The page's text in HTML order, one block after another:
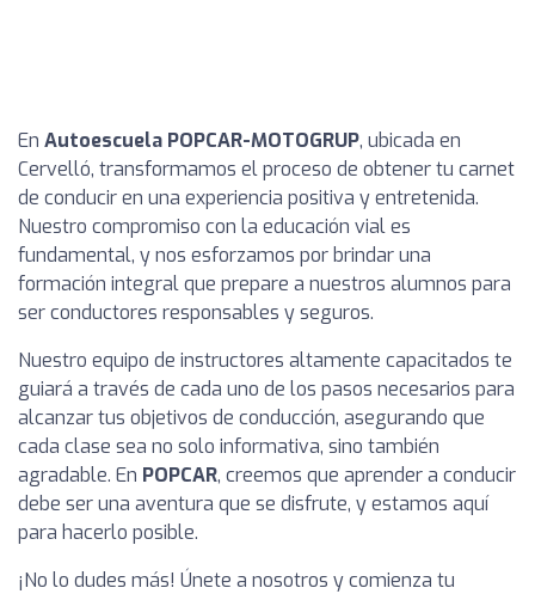
En Autoescuela POPCAR-MOTOGRUP, ubicada en
Cervelló, transformamos el proceso de obtener tu carnet
de conducir en una experiencia positiva y entretenida.
Nuestro compromiso con la educación vial es
fundamental, y nos esforzamos por brindar una
formación integral que prepare a nuestros alumnos para
ser conductores responsables y seguros.
Nuestro equipo de instructores altamente capacitados te
guiará a través de cada uno de los pasos necesarios para
alcanzar tus objetivos de conducción, asegurando que
cada clase sea no solo informativa, sino también
agradable. En POPCAR, creemos que aprender a conducir
debe ser una aventura que se disfrute, y estamos aquí
para hacerlo posible.
¡No lo dudes más! Únete a nosotros y comienza tu